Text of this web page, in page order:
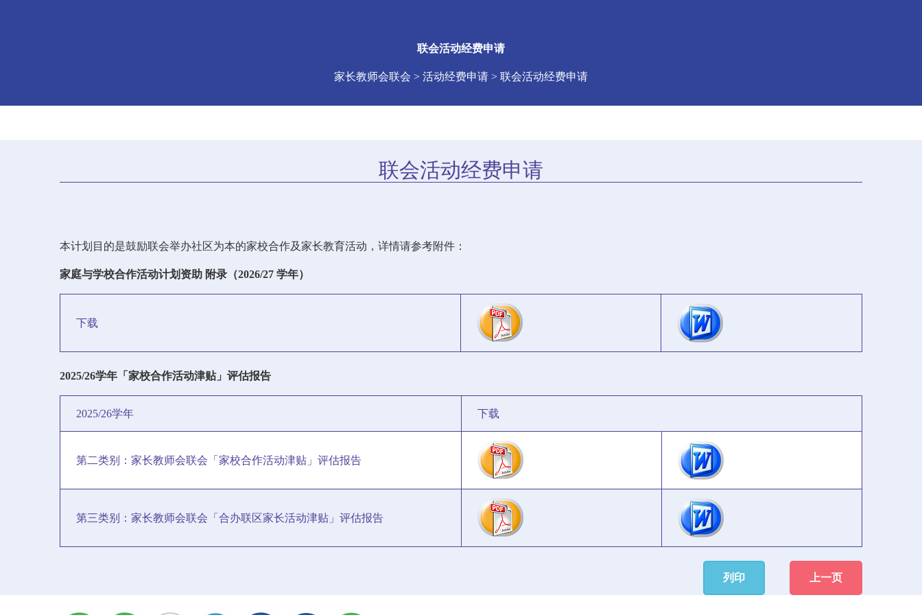
联会活动经费申请
家长教师会联会 > 活动经费申请 > 联会活动经费申请
联会活动经费申请
本计划目的是鼓励联会举办社区为本的家校合作及家长教育活动，详情请参考附件：
家庭与学校合作活动计划资助 附录（2026/27 学年）
下载
2025/26学年「家校合作活动津贴」评估报告
2025/26学年 下载
第二类别：家长教师会联会「家校合作活动津贴」评估报告
第三类别：家长教师会联会「合办联区家长活动津贴」评估报告
列印 上一页